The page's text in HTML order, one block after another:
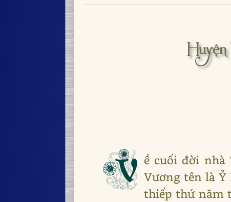
V ề cuối đời
Vương tên là
thiếp thứ năm